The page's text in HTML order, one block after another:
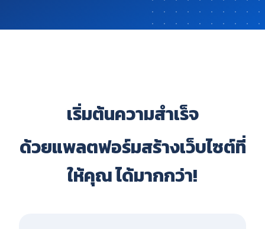
เริ่มต้นความสำเร็จ
ด้วยแพลตฟอร์มสร้างเว็บไซต์ที่
ให้คุณ ได้มากกว่า!